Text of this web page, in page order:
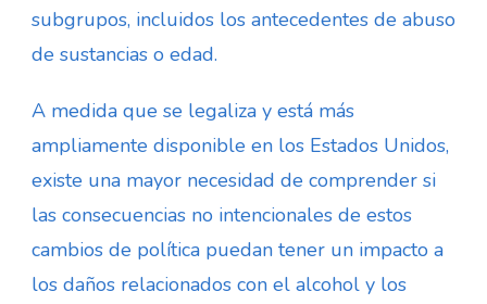
subgrupos, incluidos los antecedentes de abuso
de sustancias o edad.
A medida que se legaliza y está más
ampliamente disponible en los Estados Unidos,
existe una mayor necesidad de comprender si
las consecuencias no intencionales de estos
cambios de política puedan tener un impacto a
los daños relacionados con el alcohol y los